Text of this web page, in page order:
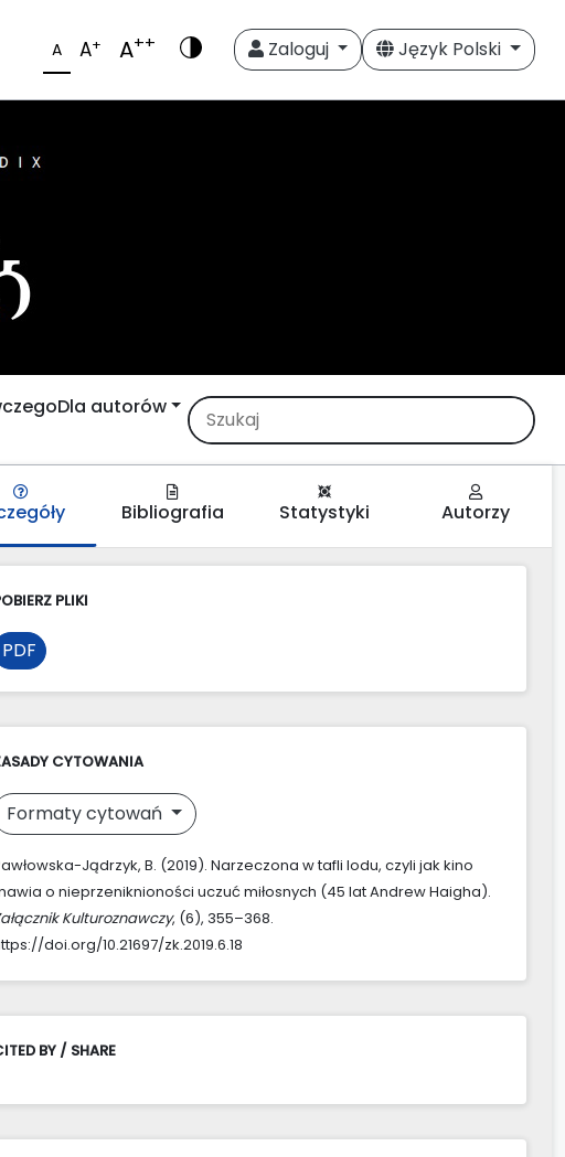
A A+ A++ Zaloguj Język Polski
Dla autorów
Bibliografia Statystyki Autorzy
PLIKI
PDF
CYTOWANIA
Formaty cytowań
Jądrzyk, B. (2019). Narzeczona w tafli lodu, czyli jak kino
o nieprzeniknioności uczuć miłosnych (45 lat Andrew Haigha).
Kulturoznawczy, (6), 355–368.
doi.org/10.21697/zk.2019.6.18
BY / SHARE